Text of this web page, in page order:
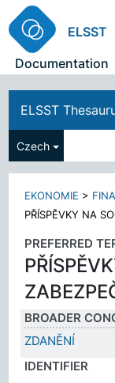
ELSST
Documentation
ELSST
Czech
EKONOMIE >
PŘÍSPĚVKY NA
PREFERRED
BROADER
ZDANĚNÍ
IDENTIFIER